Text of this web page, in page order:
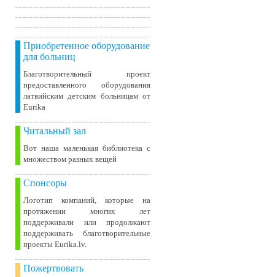
Приобретенное оборудование
для больниц
Благотворительный проект
предоставленного оборудования
латвийским детским больницам от
Eurika
Читальный зал
Вот наша маленькая библиотека c
множеством разных вещей
Спонсоры
Логотип компаний, которые на
протяжении многих лет
поддерживали или продолжают
поддерживать благотворительные
проекты Eurika.lv.
Пожертвовать